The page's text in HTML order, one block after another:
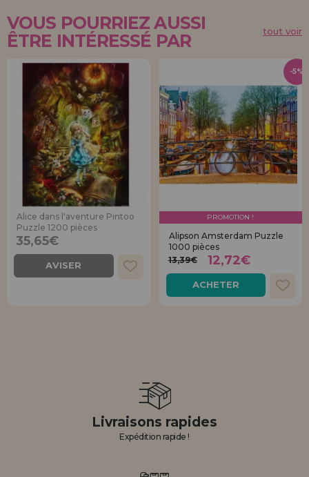
VOUS POURRIEZ AUSSI
ÊTRE INTÉRESSÉ PAR
tout voir
Alice dans l'aventure Pintoo
Puzzle 1200 pièces
35,65€
AVISER
PROMOTION !
Alipson Amsterdam Puzzle
1000 pièces
13,39€
12,72€
ACHETER
-5%
Livraisons rapides
Expédition rapide !